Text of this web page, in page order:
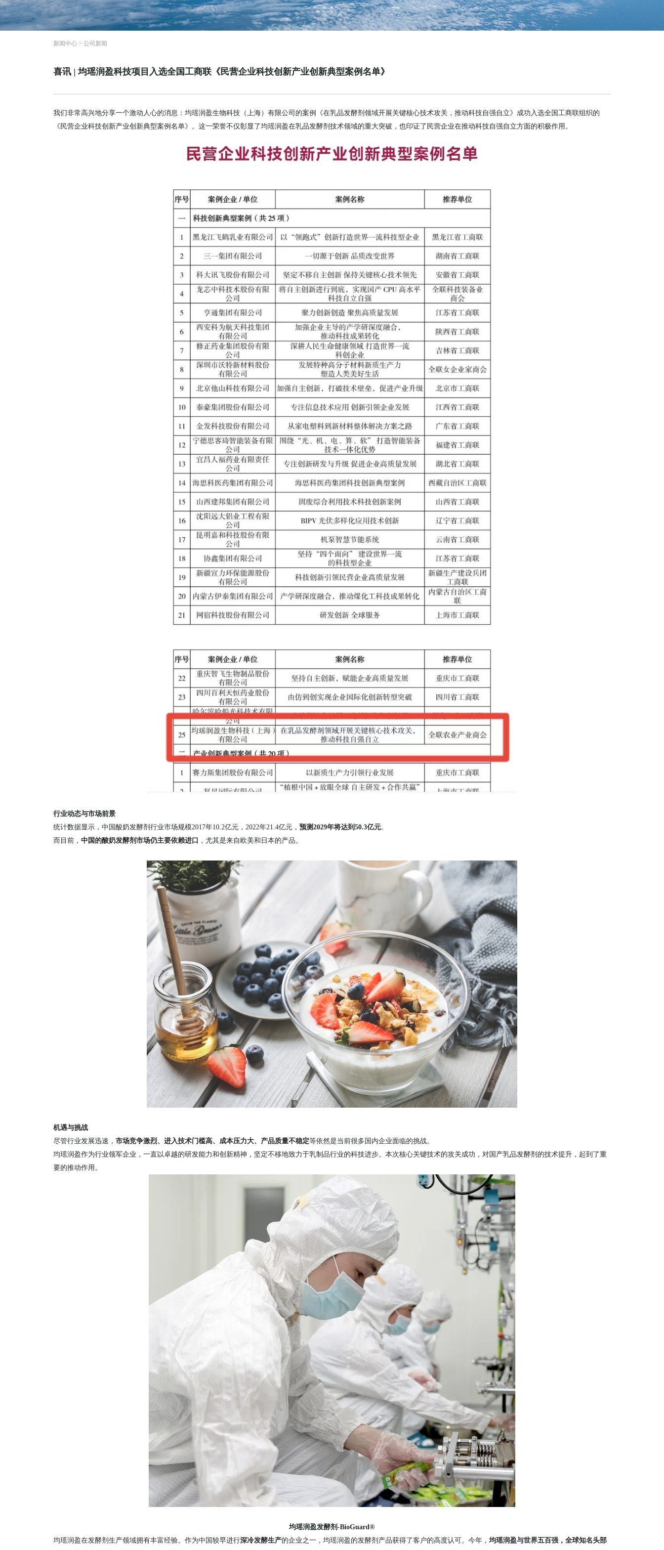
新闻中心> 公司新闻
喜讯 | 均瑶润盈科技项目入选全国工商联《民营企业科技创新产业创新典型案例名单》
我们非常高兴地分享一个激动人心的消息：均瑶润盈生物科技（上海）有限公司的案例《在乳品发酵剂领域开展关键核心技术攻关，推动科技自强自立》成功入选全国工商联组织的
《民营企业科技创新产业创新典型案例名单》。这一荣誉不仅彰显了均瑶润盈在乳品发酵剂技术领域的重大突破，也印证了民营企业在推动科技自强自立方面的积极作用。
行业动态与市场前景
统计数据显示，中国酸奶发酵剂行业市场规模2017年10.2亿元，2022年21.4亿元， 预测2029年将达到50.3亿元。
而目前， 中国的酸奶发酵剂市场仍主要依赖进口 ，尤其是来自欧美和日本的产品。
机遇与挑战
尽管行业发展迅速， 市场竞争激烈、进入技术门槛高、成本压力大、产品质量不稳定等依然是当前很多国内企业面临的挑战。
均瑶润盈作为行业领军企业，一直以卓越的研发能力和创新精神，坚定不移地致力于乳制品行业的科技进步。本次核心关键技术的攻关成功，对国产乳品发酵剂的技术提升，起到了重
要的推动作用。
均瑶润盈发酵剂-BioGuard®
均瑶润盈在发酵剂生产领域拥有丰富经验。作为中国较早进行深冷发酵生产的企业之一，均瑶润盈的发酵剂产品获得了客户的高度认可。今年， 均瑶润盈与世界五百强，全球知名头部